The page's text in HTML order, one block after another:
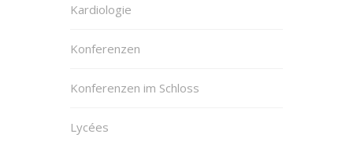
Kardiologie
Konferenzen
Konferenzen im Schloss
Lycées